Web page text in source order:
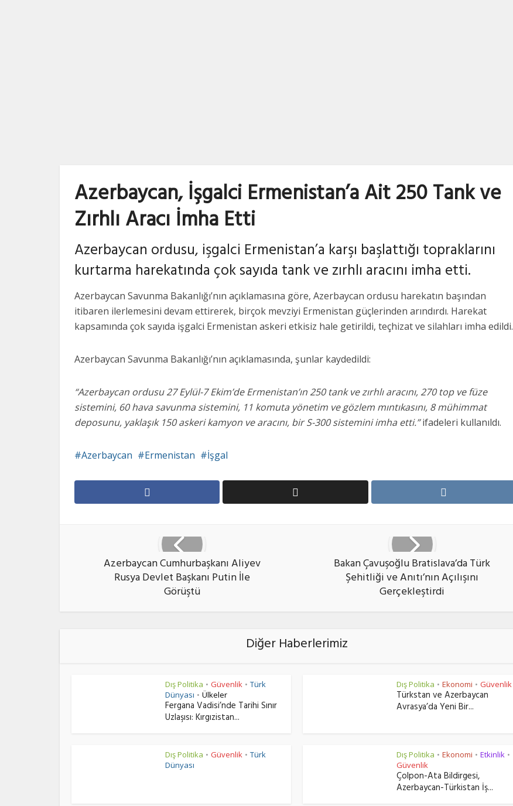
Azerbaycan, İşgalci Ermenistan’a Ait 250 Tank ve
Zırhlı Aracı İmha Etti
Azerbaycan ordusu, işgalci Ermenistan’a karşı başlattığı topraklarını
kurtarma harekatında çok sayıda tank ve zırhlı aracını imha etti.
Azerbaycan Savunma Bakanlığı’nın açıklamasına göre, Azerbaycan ordusu harekatın başından
itibaren ilerlemesini devam ettirerek, birçok mevziyi Ermenistan güçlerinden arındırdı. Harekat
kapsamında çok sayıda işgalci Ermenistan askeri etkisiz hale getirildi, teçhizat ve silahları imha edildi.
Azerbaycan Savunma Bakanlığı’nın açıklamasında, şunlar kaydedildi:
“Azerbaycan ordusu 27 Eylül-7 Ekim’de Ermenistan’ın 250 tank ve zırhlı aracını, 270 top ve füze
sistemini, 60 hava savunma sistemini, 11 komuta yönetim ve gözlem mıntıkasını, 8 mühimmat
deposunu, yaklaşık 150 askeri kamyon ve aracını, bir S-300 sistemini imha etti.”ifadeleri kullanıldı.
Azerbaycan Ermenistan İşgal
Azerbaycan Cumhurbaşkanı Aliyev
Rusya Devlet Başkanı Putin İle
Görüştü
Bakan Çavuşoğlu Bratislava’da Türk
Şehitliği ve Anıtı’nın Açılışını
Gerçekleştirdi
Diğer Haberlerimiz
Dış Politika • Güvenlik • Türk
Dünyası • Ülkeler
Fergana Vadisi’nde Tarihi Sınır
Uzlaşısı: Kırgızistan...
Dış Politika • Ekonomi • Güvenlik
Türkstan ve Azerbaycan
Avrasya’da Yeni Bir...
Dış Politika • Güvenlik • Türk
Dünyası
Dış Politika • Ekonomi • Etkinlik •
Güvenlik
Çolpon-Ata Bildirgesi,
Azerbaycan-Türkistan İş...